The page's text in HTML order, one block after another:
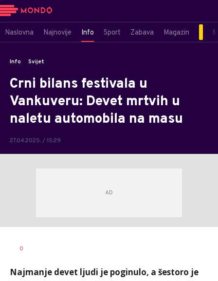
Naslovna Najnovije Info Sport Zabava Magazin
Info Svijet
Crni bilans festivala u
Vankuveru: Devet mrtvih u
naletu automobila na masu
27.04.2025. / 15:29
AUTOR
0
Najmanje devet ljudi je poginulo, a šestoro je